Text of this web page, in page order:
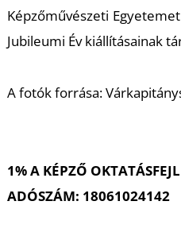
Képzőművészeti Egyetemet
Jubileumi Év kiállításainak
A fotók forrása:
1% A KÉPZŐ
ADÓSZÁM: 18061024142